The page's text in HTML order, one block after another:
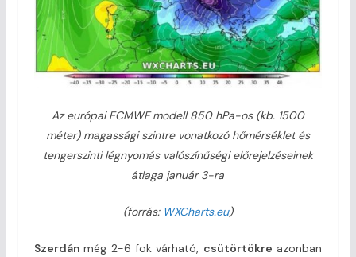
Az európai ECMWF modell 850 hPa-os (kb. 1500
méter) magassági szintre vonatkozó hőmérséklet és
tengerszinti légnyomás valószínűségi előrejelzéseinek
átlaga január 3-ra
(forrás: WXCharts.eu)
Szerdánmég 2-6 fok várható, csütörtökre azonban